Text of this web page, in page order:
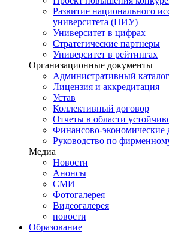
Развитие национального
университета (НИУ)
Университет в цифрах
Стратегические партнеры
Университет в рейтингах
Организационные документы
Административный каталог
Лицензия и аккредитация
Устав
Коллективный договор
Отчеты в области
Финансово-экономические
Руководство по
Медиа
Новости
Анонсы
СМИ
Фотогалерея
Видеогалерея
новости
Образование